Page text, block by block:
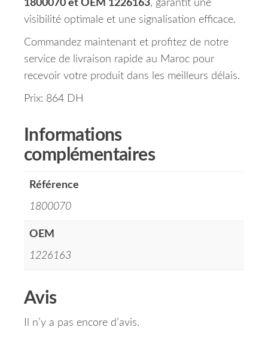
1800070 et OEM 1226163, garantit une
visibilité optimale et une signalisation efficace.
Commandez maintenant et profitez de notre
service de livraison rapide au Maroc pour
recevoir votre produit dans les meilleurs délais.
Prix: 864 DH
Informations
complémentaires
Référence
1800070
OEM
1226163
Avis
Il n’y a pas encore d’avis.